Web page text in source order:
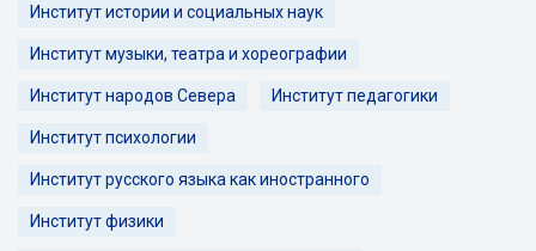
Институт истории и социальных наук
Институт музыки, театра и хореографии
Институт народов Севера Институт педагогики
Институт психологии
Институт русского языка как иностранного
Институт физики